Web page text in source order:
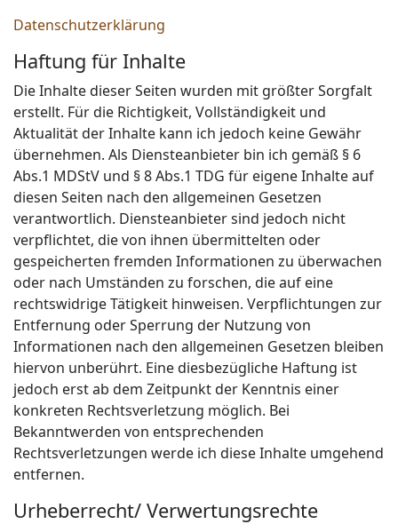
Datenschutzerklärung
Haftung für Inhalte
Die Inhalte dieser Seiten wurden mit größter Sorgfalt
erstellt. Für die Richtigkeit, Vollständigkeit und
Aktualität der Inhalte kann ich jedoch keine Gewähr
übernehmen. Als Diensteanbieter bin ich gemäß § 6
Abs.1 MDStV und § 8 Abs.1 TDG für eigene Inhalte auf
diesen Seiten nach den allgemeinen Gesetzen
verantwortlich. Diensteanbieter sind jedoch nicht
verpflichtet, die von ihnen übermittelten oder
gespeicherten fremden Informationen zu überwachen
oder nach Umständen zu forschen, die auf eine
rechtswidrige Tätigkeit hinweisen. Verpflichtungen zur
Entfernung oder Sperrung der Nutzung von
Informationen nach den allgemeinen Gesetzen bleiben
hiervon unberührt. Eine diesbezügliche Haftung ist
jedoch erst ab dem Zeitpunkt der Kenntnis einer
konkreten Rechtsverletzung möglich. Bei
Bekanntwerden von entsprechenden
Rechtsverletzungen werde ich diese Inhalte umgehend
entfernen.
Urheberrecht/ Verwertungsrechte